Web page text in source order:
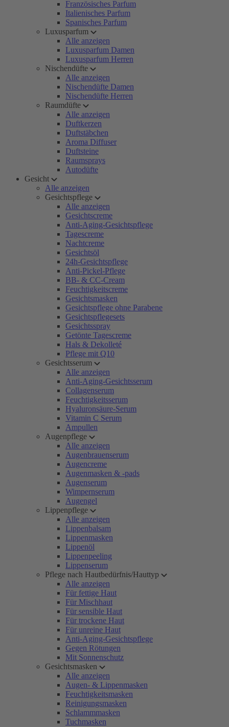
Französisches Parfum
Italienisches Parfum
Spanisches Parfum
Luxusparfum
Alle anzeigen
Luxusparfum Damen
Luxusparfum Herren
Nischendüfte
Alle anzeigen
Nischendüfte Damen
Nischendüfte Herren
Raumdüfte
Alle anzeigen
Duftkerzen
Duftstäbchen
Aroma Diffuser
Duftsteine
Raumsprays
Autodüfte
Gesicht
Alle anzeigen
Gesichtspflege
Alle anzeigen
Gesichtscreme
Anti-Aging-Gesichtspflege
Tagescreme
Nachtcreme
Gesichtsöl
24h-Gesichtspflege
Anti-Pickel-Pflege
BB- & CC-Cream
Feuchtigkeitscreme
Gesichtsmasken
Gesichtspflege ohne Parabene
Gesichtspflegesets
Gesichtsspray
Getönte Tagescreme
Hals & Dekolleté
Pflege mit Q10
Gesichtsserum
Alle anzeigen
Anti-Aging-Gesichtsserum
Collagenserum
Feuchtigkeitsserum
Hyaluronsäure-Serum
Vitamin C Serum
Ampullen
Augenpflege
Alle anzeigen
Augenbrauenserum
Augencreme
Augenmasken & -pads
Augenserum
Wimpernserum
Augengel
Lippenpflege
Alle anzeigen
Lippenbalsam
Lippenmasken
Lippenöl
Lippenpeeling
Lippenserum
Pflege nach Hautbedürfnis/Hauttyp
Alle anzeigen
Für fettige Haut
Für Mischhaut
Für sensible Haut
Für trockene Haut
Für unreine Haut
Anti-Aging-Gesichtspflege
Gegen Rötungen
Mit Sonnenschutz
Gesichtsmasken
Alle anzeigen
Augen- & Lippenmasken
Feuchtigkeitsmasken
Reinigungsmasken
Schlammmasken
Tuchmasken